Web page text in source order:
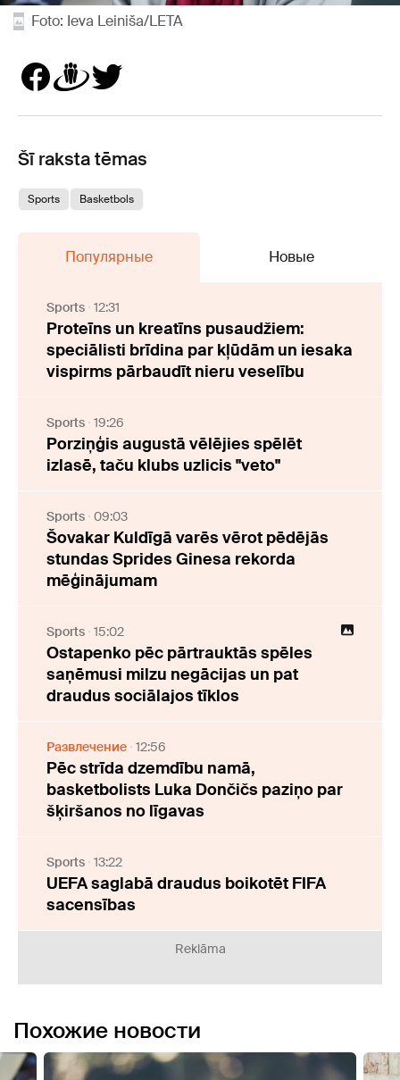
Foto: Ieva Leiniša/LETA
Šī raksta tēmas
Sports Basketbols
Популярные Новые
Sports 12:31
Proteīns un kreatīns pusaudžiem:
speciālisti brīdina par kļūdām un iesaka
vispirms pārbaudīt nieru veselību
Sports 19:26
Porziņģis augustā vēlējies spēlēt
izlasē, taču klubs uzlicis "veto"
Sports 09:03
Šovakar Kuldīgā varēs vērot pēdējās
stundas Sprides Ginesa rekorda
mēģinājumam
Sports 15:02
Ostapenko pēc pārtrauktās spēles
saņēmusi milzu negācijas un pat
draudus sociālajos tīklos
Развлечение 12:56
Pēc strīda dzemdību namā,
basketbolists Luka Dončičs paziņo par
šķiršanos no līgavas
Sports 13:22
UEFA saglabā draudus boikotēt FIFA
sacensības
Reklāma
Похожие новости